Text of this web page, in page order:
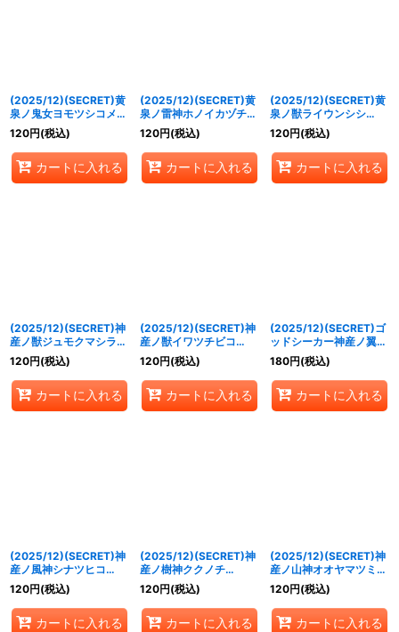
(2025/12)(SECRET)黄
泉ノ鬼女ヨモツシコメ
(BSC47収録)【C-
SEC】{BS55-017}
《紫》
120円(税込)
カートに入れる
(2025/12)(SECRET)黄
泉ノ雷神ホノイカヅチ
(BSC47収録)【M-
SEC】{BS55-019}
《紫》
120円(税込)
カートに入れる
(2025/12)(SECRET)黄
泉ノ獣ライウンシシ
(BSC47収録)【R-
SEC】{BS55-022}
《紫》
120円(税込)
カートに入れる
(2025/12)(SECRET)神
産ノ獣ジュモクマシラ/
イザナギの神産神殿
(BSC47収録)【転醒R-
SEC】{BS55-
027a/BS55-027b}
《緑》
120円(税込)
カートに入れる
(2025/12)(SECRET)神
産ノ獣イワツチビコ
(BSC47収録)【C-
SEC】{BS55-028}
《緑》
120円(税込)
カートに入れる
(2025/12)(SECRET)ゴ
ッドシーカー神産ノ翼ク
ニノトコタチ(BSC47収
録)【C-SEC】{BS55-
029}《緑》
180円(税込)
カートに入れる
(2025/12)(SECRET)神
産ノ風神シナツヒコ
(BSC47収録)【R-
SEC】{BS55-035}
《緑》
120円(税込)
カートに入れる
(2025/12)(SECRET)神
産ノ樹神ククノチ
(BSC47収録)【M-
SEC】{BS55-037}
《緑》
120円(税込)
カートに入れる
(2025/12)(SECRET)神
産ノ山神オオヤマツミ
(BSC47収録)【C-
SEC】{BS55-039}
《緑》
120円(税込)
カートに入れる